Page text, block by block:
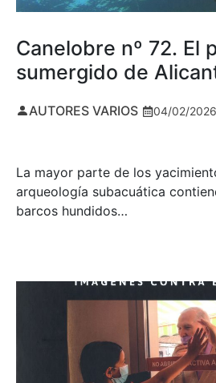
Canelobre nº 72. El
sumergido de
AUTORES VARIOS 04/02/2026
La mayor parte de los
arqueología subacuática
barcos hundidos…